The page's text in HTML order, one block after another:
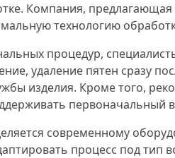
Компания,
технологию
процедур,
удаление пятен сразу
изделия. Кроме того,
первоначальный
современному
процесс под тип